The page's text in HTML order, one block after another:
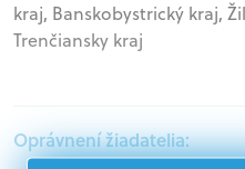
kraj, Banskobystrický kraj,
Trenčiansky kraj
Oprávnení žiadatelia: